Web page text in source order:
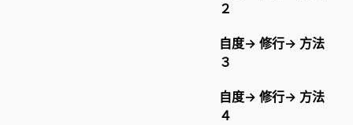
２
自度→ 修行→ 方法
３
自度→ 修行→ 方法
４